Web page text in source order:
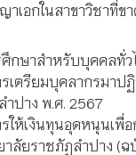
เอกในสาขาวิชาที่ข
กษาสำหรับบุคคลทั่ว
เตรียมบุคลากรมาป
ปาง พ.ศ. 2567
ให้เงินทุนอุดหนุนเพื่
ลัยราชภัฏลำปาง (ฉ